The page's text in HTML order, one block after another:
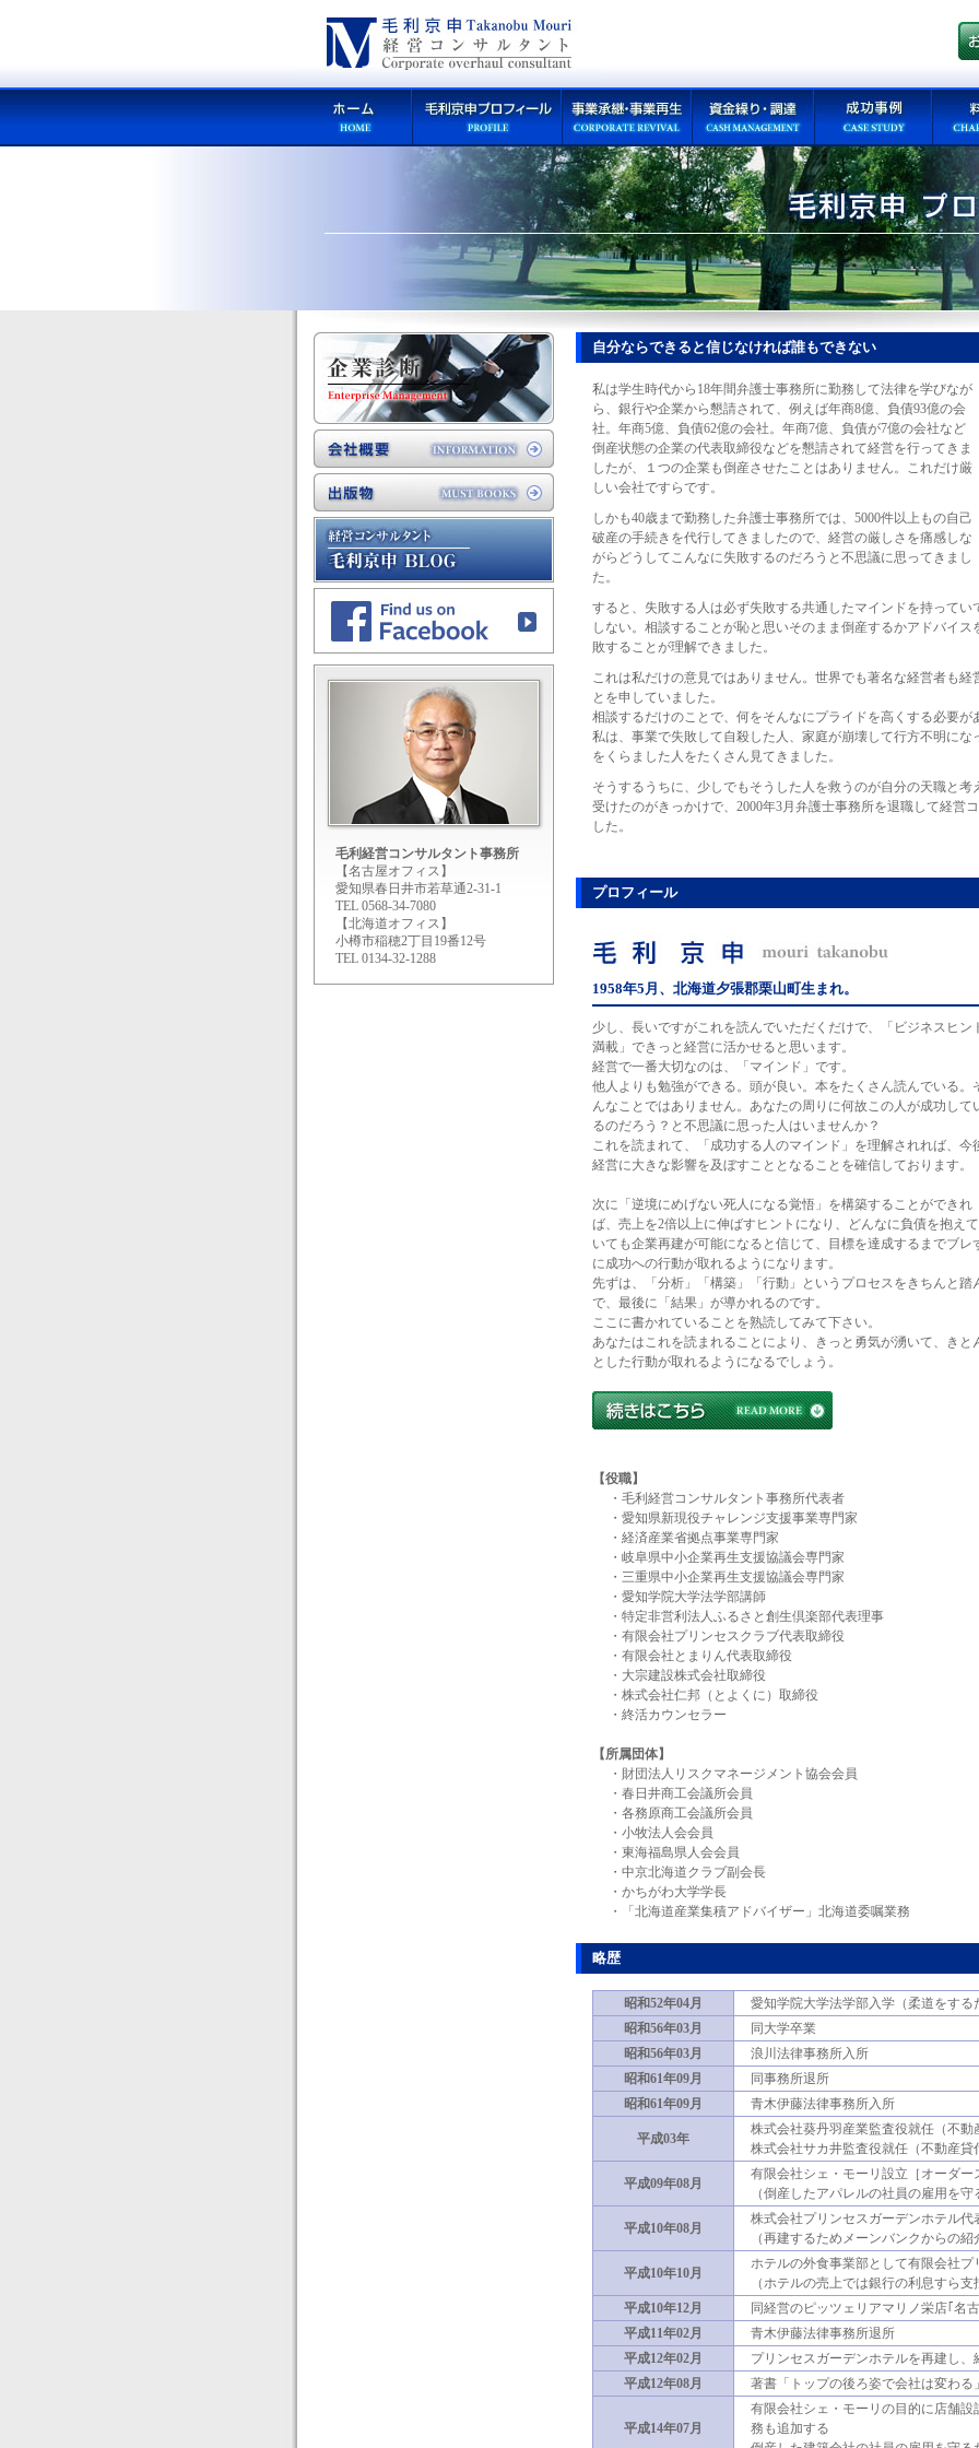
毛利経営コンサルタント事務所
【名古屋オフィス】
愛知県春日井市若草通2-31-1
TEL 0568-34-7080
【北海道オフィス】
小樽市稲穂2丁目19番12号
TEL 0134-32-1288
自分ならできると信じなければ誰もできない
私は学生時代から18年間弁護士事務所に勤務して法律を学びなが
ら、銀行や企業から懇請されて、例えば年商8億、負債93億の会
社。年商5億、負債62億の会社。年商7億、負債が7億の会社など
倒産状態の企業の代表取締役などを懇請されて経営を行ってきま
したが、１つの企業も倒産させたことはありません。これだけ厳
しい会社ですらです。
しかも40歳まで勤務した弁護士事務所では、5000件以上もの自己
破産の手続きを代行してきましたので、経営の厳しさを痛感しな
がらどうしてこんなに失敗するのだろうと不思議に思ってきまし
た。
すると、失敗する人は必ず失敗する共通したマインドを持ってい
しない。相談することが恥と思いそのまま倒産するかアドバイ
敗することが理解できました。
これは私だけの意見ではありません。世界でも著名な経営者も
とを申していました。
相談するだけのことで、何をそんなにプライドを高くする必要が
私は、事業で失敗して自殺した人、家庭が崩壊して行方不明にな
をくらました人をたくさん見てきました。
そうするうちに、少しでもそうした人を救うのが自分の天職と
受けたのがきっかけで、2000年3月弁護士事務所を退職して経営
した。
プロフィール
1958年5月、北海道夕張郡栗山町生まれ。
少し、長いですがこれを読んでいただくだけで、「ビジネスヒン
満載」できっと経営に活かせると思います。
経営で一番大切なのは、「マインド」です。
他人よりも勉強ができる。頭が良い。本をたくさん読んでいる。
んなことではありません。あなたの周りに何故この人が成功して
るのだろう？と不思議に思った人はいませんか？
これを読まれて、「成功する人のマインド」を理解されれば、今
経営に大きな影響を及ぼすこととなることを確信しております。
次に「逆境にめげない死人になる覚悟」を構築することができれ
ば、売上を2倍以上に伸ばすヒントになり、どんなに負債を抱えて
いても企業再建が可能になると信じて、目標を達成するまでブレ
に成功への行動が取れるようになります。
先ずは、「分析」「構築」「行動」というプロセスをきちんと踏
で、最後に「結果」が導かれるのです。
ここに書かれていることを熟読してみて下さい。
あなたはこれを読まれることにより、きっと勇気が湧いて、きと
とした行動が取れるようになるでしょう。
【役職】
・毛利経営コンサルタント事務所代表者
・愛知県新現役チャレンジ支援事業専門家
・経済産業省拠点事業専門家
・岐阜県中小企業再生支援協議会専門家
・三重県中小企業再生支援協議会専門
・愛知学院大学法学部講師
・特定非営利法人ふるさと創生倶楽部代表理事
・有限会社プリンセスクラブ代表取締役
・有限会社とまりん代表取締役
・大宗建設株式会社取締役
・株式会社仁邦（とよくに）取締役
・終活カウンセラー
【所属団体】
・財団法人リスクマネージメント協会会員
・春日井商工会議所会員
・各務原商工会議所会員
・小牧法人会会員
・東海福島県人会会員
・中京北海道クラブ副会長
・かちがわ大学学長
・「北海道産業集積アドバイザー」北海道委嘱業務
略歴
昭和52年04月
愛知学院大学法学部入学（柔道をする
昭和56年03月
同大学卒業
昭和56年03月
浪川法律事務所入所
昭和61年09月
同事務所退所
昭和61年09月
青木伊藤法律事務所入所
平成03年
株式会社葵丹羽産業監査役就任（不動
株式会社サカ井監査役就任（不動産貸
平成09年08月
有限会社シェ・モーリ設立［オーダー
（倒産したアパレルの社員の雇用を守
平成10年08月
株式会社プリンセスガーデンホテル代
（再建するためメーンバンクからの紹
平成10年10月
ホテルの外食事業部として有限会社プ
（ホテルの売上では銀行の利息すら
平成10年12月
同経営のピッツェリアマリノ栄店｢名
平成11年02月
青木伊藤法律事務所退所
平成12年02月
プリンセスガーデンホテルを再建し、
平成12年08月
著書「トップの後ろ姿で会社は変わ
平成14年07月
有限会社シェ・モーリの目的に店舗
務も追加する